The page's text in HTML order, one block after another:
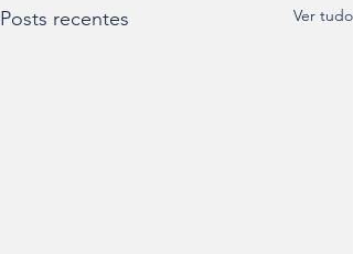
Posts recentes Ver tudo